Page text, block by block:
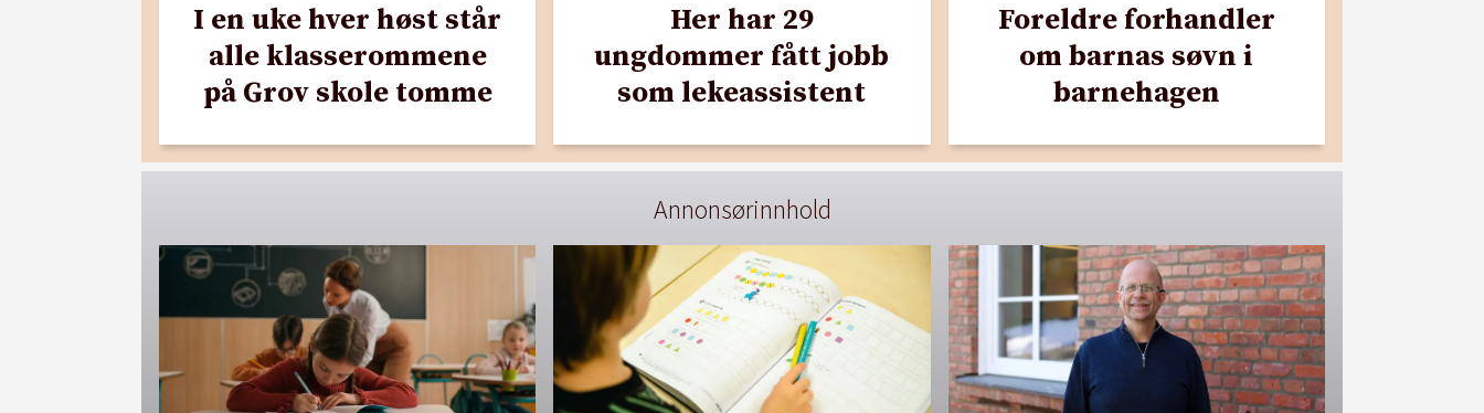
I en uke hver høst står
alle klasserommene
på Grov skole tomme
Her har 29
ungdommer fått jobb
som lekeassistent
Foreldre forhandler
om barnas søvn i
barnehagen
Annonsørinnhold